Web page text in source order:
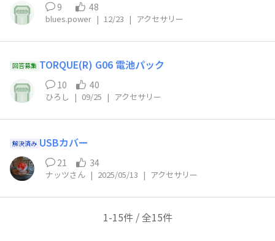
9 48
blues.power | 12/23 | アクセサリー
回答募集 TORQUE(R) G06 電池パック
10 40
ひろし | 09/25 | アクセサリー
解決済み USBカバー
21 34
ナッツさん | 2025/05/13 | アクセサリー
1-15件 / 全15件